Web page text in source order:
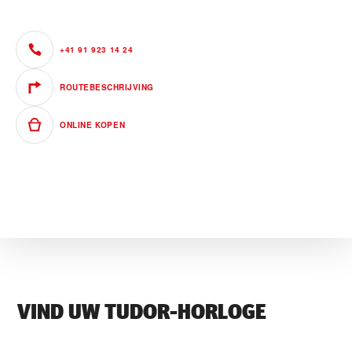
+41 91 923 14 24
ROUTEBESCHRIJVING
ONLINE KOPEN
VIND UW TUDOR-HORLOGE